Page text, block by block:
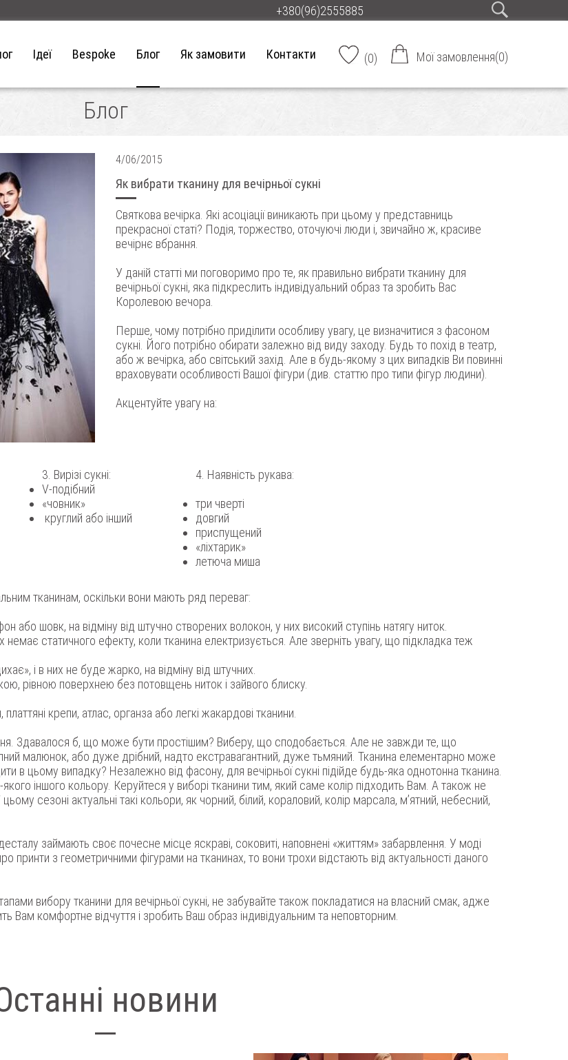
+380(96)2555885
Ідеї Bespoke Блог Як замовити Контакти (0) Мої замовлення(0)
Блог
4/06/2015
Як вибрати тканину для вечірньої сукні
Святкова вечірка. Які асоціації виникають при цьому у представниць
прекрасної статі? Подія, торжество, оточуючі люди і, звичайно ж, красиве
вечірнє вбрання.
У даній статті ми поговоримо про те, як правильно вибрати тканину для
вечірньої сукні, яка підкреслить індивідуальний образ та зробить Вас
Королевою вечора.
Перше, чому потрібно приділити особливу увагу, це визначитися з фасоном
сукні. Його потрібно обирати залежно від виду заходу. Будь то похід в театр,
або ж вечірка, або світський захід. Але в будь-якому з цих випадків Ви повинні
враховувати особливості Вашої фігури (див. статтю про типи фігур людини).
Акцентуйте увагу на:
3. Вирізі сукні:
V-подібний
«човник»
круглий або інший
4. Наявність рукава:
три чверті
довгий
приспущений
«ліхтарик»
летюча миша
тканинам, оскільки вони мають ряд переваг:
або шовк, на відміну від штучно створених волокон, у них високий ступінь натягу ниток.
статичного ефекту, коли тканина електризується. Але зверніть увагу, що підкладка теж
і в них не буде жарко, на відміну від штучних.
рівною поверхнею без потовщень ниток і зайвого блиску.
крепи, атлас, органза або легкі жакардові тканини.
Здавалося б, що може бути простішим? Виберу, що сподобається. Але не завжди те, що
малюнок, або дуже дрібний, надто екстравагантний, дуже тьмяний. Тканина елементарно може
в цьому випадку? Незалежно від фасону, для вечірньої сукні підійде будь-яка однотонна тканина.
іншого кольору. Керуйтеся у виборі тканини тим, який саме колір підходить Вам. А також не
сезоні актуальні такі кольори, як чорний, білий, кораловий, колір марсала, м’ятний, небесний,
займають своє почесне місце яскраві, соковиті, наповнені «життям» забарвлення. У моді
з геометричними фігурами на тканинах, то вони трохи відстають від актуальності даного
вибору тканини для вечірньої сукні, не забувайте також покладатися на власний смак, адже
Вам комфортне відчуття і зробить Ваш образ індивідуальним та неповторним.
новини